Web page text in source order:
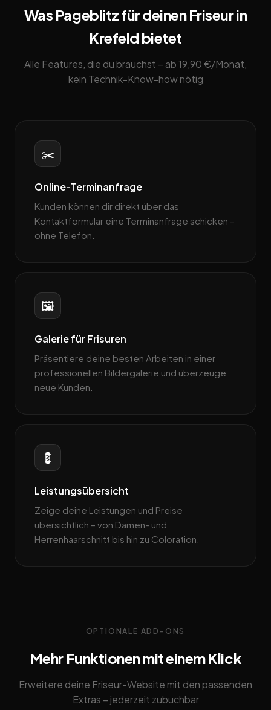
Was Pageblitz für deinen Friseur in
Krefeld bietet
Alle Features, die du brauchst – ab 19,90 €/Monat,
kein Technik-Know-how nötig
✂️
Online-Terminanfrage
Kunden können dir direkt über das
Kontaktformular eine Terminanfrage schicken –
ohne Telefon.
🖼️
Galerie für Frisuren
Präsentiere deine besten Arbeiten in einer
professionellen Bildergalerie und überzeuge
neue Kunden.
💈
Leistungsübersicht
Zeige deine Leistungen und Preise
übersichtlich – von Damen- und
Herrenhaarschnitt bis hin zu Coloration.
OPTIONALE ADD-ONS
Mehr Funktionen mit einem Klick
Erweitere deine Friseur-Website mit den passenden
Extras – jederzeit zubuchbar